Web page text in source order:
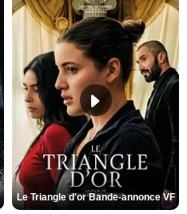
Le Triangle d'or Bande-annonce VF